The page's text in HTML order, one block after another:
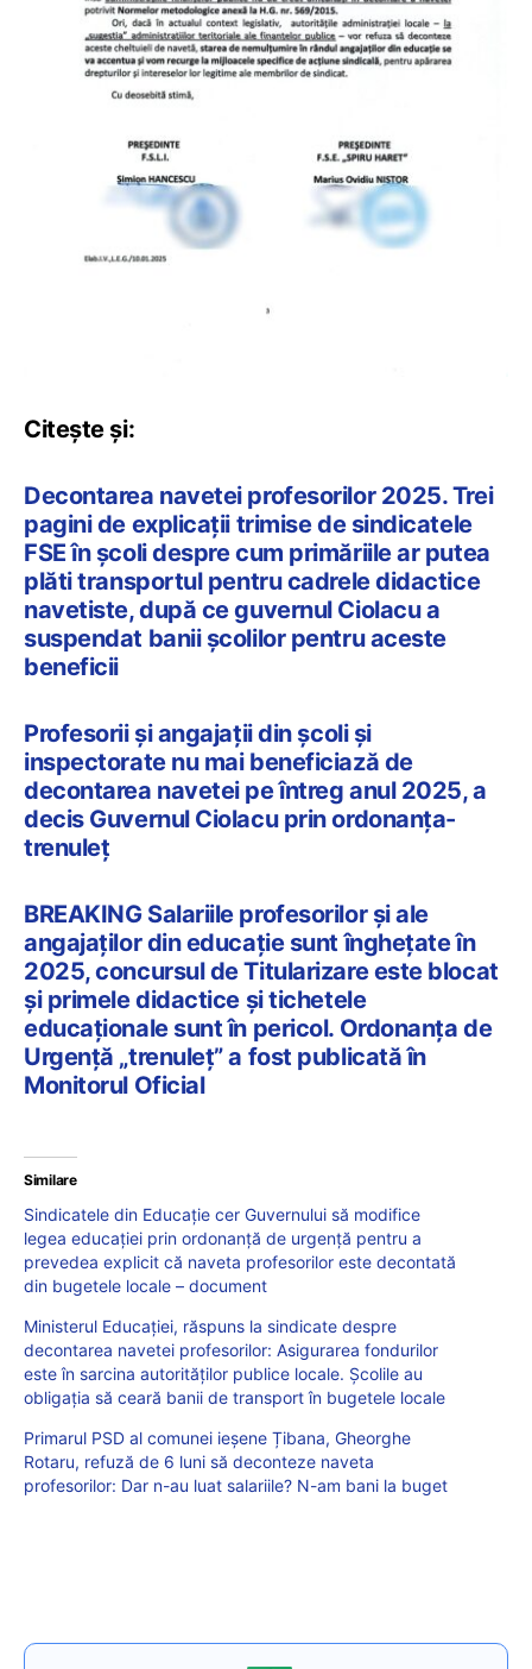
Citește și:
Decontarea navetei profesorilor 2025. Trei
pagini de explicații trimise de sindicatele
FSE în școli despre cum primăriile ar putea
plăti transportul pentru cadrele didactice
navetiste, după ce guvernul Ciolacu a
suspendat banii școlilor pentru aceste
beneficii
Profesorii și angajații din școli și
inspectorate nu mai beneficiază de
decontarea navetei pe întreg anul 2025, a
decis Guvernul Ciolacu prin ordonanța-
trenuleț
BREAKING Salariile profesorilor și ale
angajaților din educație sunt înghețate în
2025, concursul de Titularizare este blocat
și primele didactice și tichetele
educaționale sunt în pericol. Ordonanța de
Urgență „trenuleț” a fost publicată în
Monitorul Oficial
Similare
Sindicatele din Educație cer Guvernului să modifice
legea educației prin ordonanță de urgență pentru a
prevedea explicit că naveta profesorilor este decontată
din bugetele locale – document
Ministerul Educației, răspuns la sindicate despre
decontarea navetei profesorilor: Asigurarea fondurilor
este în sarcina autorităților publice locale. Școlile au
obligația să ceară banii de transport în bugetele locale
Primarul PSD al comunei ieșene Țibana, Gheorghe
Rotaru, refuză de 6 luni să deconteze naveta
profesorilor: Dar n-au luat salariile? N-am bani la buget